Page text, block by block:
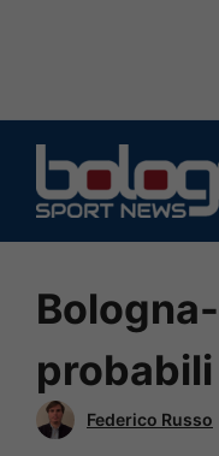
contenuto
Federico Russo